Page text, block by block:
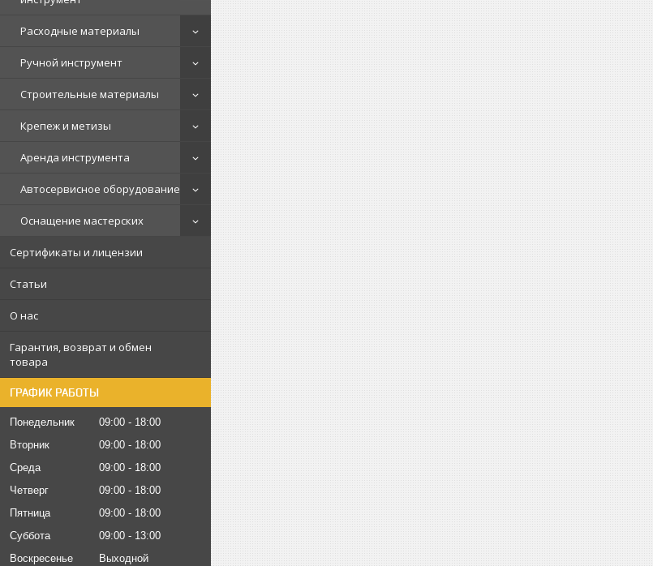
Расходные материалы
Ручной инструмент
Строительные материалы
Крепеж и метизы
Аренда инструмента
Автосервисное оборудование
Оснащение мастерских
Сертификаты и лицензии
Статьи
О нас
Гарантия, возврат и обмен
товара
ГРАФИК РАБОТЫ
Понедельник 09:00
18:00
Вторник
09:00
18:00
Среда
09:00
18:00
Четверг
09:00
18:00
Пятница
09:00
18:00
Суббота
09:00
13:00
Воскресенье
Выходной